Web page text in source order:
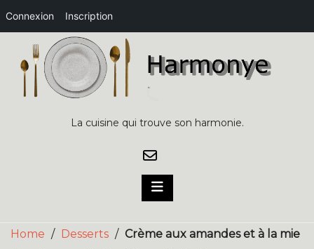
Connexion Inscription
content
La cuisine qui trouve son harmonie.
Home / Desserts / Crème aux amandes et à la mie